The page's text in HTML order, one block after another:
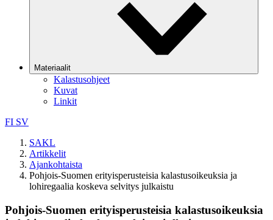
Materiaalit
Kalastusohjeet
Kuvat
Linkit
FI SV
SAKL
Artikkelit
Ajankohtaista
Pohjois-Suomen erityisperusteisia kalastusoikeuksia ja
lohiregaalia koskeva selvitys julkaistu
Pohjois-Suomen erityisperusteisia kalastusoikeuksia